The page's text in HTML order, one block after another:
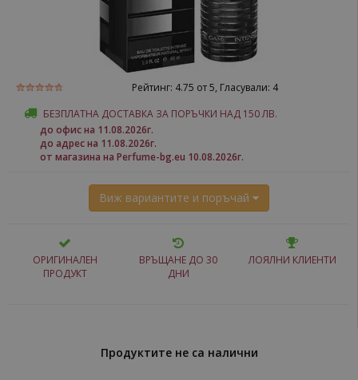
Рейтинг: 4.75 от 5, Гласували: 4
БЕЗПЛАТНА ДОСТАВКА ЗА ПОРЪЧКИ НАД 150 ЛВ.
до офис на 11.08.2026г.
до адрес на 11.08.2026г.
от магазина на Perfume-bg.eu 10.08.2026г.
Виж вариантите и поръчай
ОРИГИНАЛЕН
ПРОДУКТ
ВРЪЩАНЕ ДО 30
ДНИ
ЛОЯЛНИ КЛИЕНТИ
Продуктите не са налични